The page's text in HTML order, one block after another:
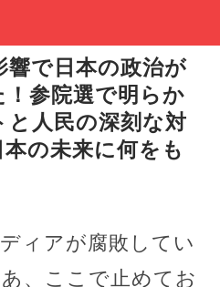
で日本の政治が
参院選で明らか
人民の深刻な対
の未来に何をも
ィアが腐敗してい
、ここで止めてお